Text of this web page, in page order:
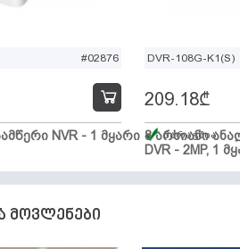
#02876
NVR - 1 მყარი
DVR-108G-K1(S)
8 არხიანი
DVR - 2MP, 1
209.18₾
მარაგშია
მოვლენები